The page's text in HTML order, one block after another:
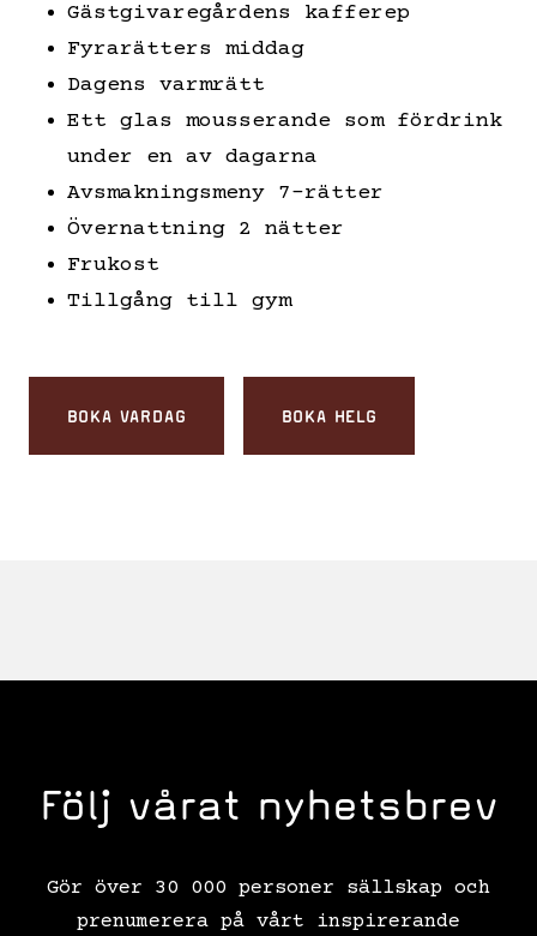
Gästgivaregårdens kafferep
Fyrarätters middag
Dagens varmrätt
Ett glas mousserande som fördrink
under en av dagarna
Avsmakningsmeny 7-rätter
Övernattning 2 nätter
Frukost
Tillgång till gym
BOKA VARDAG BOKA HELG
Följ vårat nyhetsbrev
Gör över 30 000 personer sällskap och
prenumerera på vårt inspirerande